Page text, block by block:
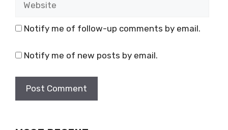
Notify me of follow-up comments by email.
Notify me of new posts by email.